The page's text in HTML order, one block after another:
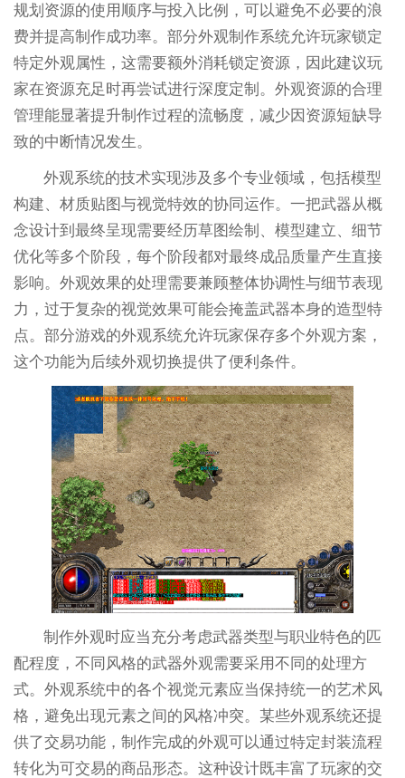
规划资源的使用顺序与投入比例，可以避免不必要的浪
费并提高制作成功率。部分外观制作系统允许玩家锁定
特定外观属性，这需要额外消耗锁定资源，因此建议玩
家在资源充足时再尝试进行深度定制。外观资源的合理
管理能显著提升制作过程的流畅度，减少因资源短缺导
致的中断情况发生。
外观系统的技术实现涉及多个专业领域，包括模型
构建、材质贴图与视觉特效的协同运作。一把武器从概
念设计到最终呈现需要经历草图绘制、模型建立、细节
优化等多个阶段，每个阶段都对最终成品质量产生直接
影响。外观效果的处理需要兼顾整体协调性与细节表现
力，过于复杂的视觉效果可能会掩盖武器本身的造型特
点。部分游戏的外观系统允许玩家保存多个外观方案，
这个功能为后续外观切换提供了便利条件。
制作外观时应当充分考虑武器类型与职业特色的匹
配程度，不同风格的武器外观需要采用不同的处理方
式。外观系统中的各个视觉元素应当保持统一的艺术风
格，避免出现元素之间的风格冲突。某些外观系统还提
供了交易功能，制作完成的外观可以通过特定封装流程
转化为可交易的商品形态。这种设计既丰富了玩家的交